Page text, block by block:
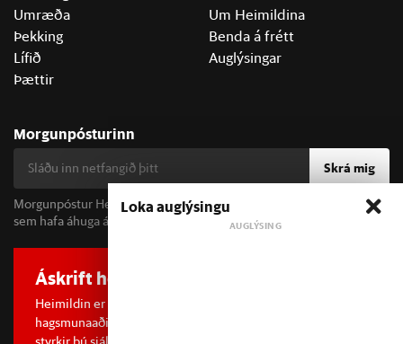
Umræða
Þekking
Lífið
Þættir
Um Heimildina
Benda á frétt
Auglýsingar
Morgunpósturinn
Skrá mig
Morgunpóstur Heimildarinnar berst alla morgna og er fyrir öll þau
sem hafa áhuga á fréttum og þjóðfélagsumræðu.
Áskrift hefur áhrif
Heimildin er í dreifðu eignarhaldi og óháð
hagsmunaaðilum. Með því að kaupa áskrift að Heimildinni
Loka auglýsingu